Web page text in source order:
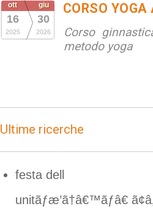
ott
16
2025
giu
30
2026
CORSO
Corso
metodo yoga
Ultime ricerche
festa dell
unitãƒæ’ã†â€™ãƒâ€